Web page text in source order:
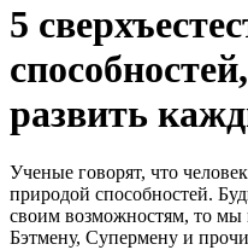
5
развить
Ученые говорят, что
природой способностей.
своим возможностям, то мы
Бэтмену, Супермену и